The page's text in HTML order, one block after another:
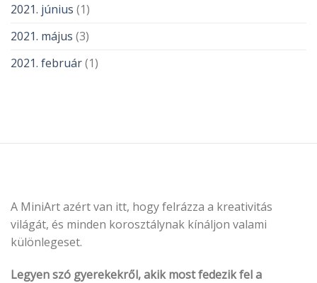
2021. június (1)
2021. május (3)
2021. február(1)
A MiniArt azért van itt, hogy felrázza a kreativitás
világát, és minden korosztálynak kínáljon valami
különlegeset.
Legyen szó gyerekekről, akik most fedezik fel a